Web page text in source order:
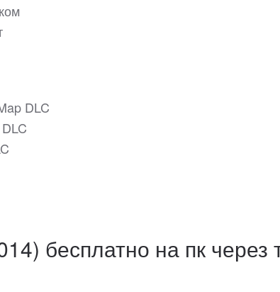
DLC
бесплатно на пк через